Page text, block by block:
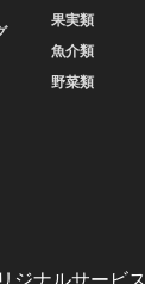
果実類
魚介類
野菜類